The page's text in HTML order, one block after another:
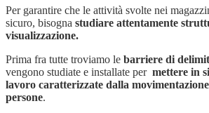
Per garantire che le attività svolte nei
sicuro, bisogna studiare attentamente
visualizzazione.
Prima fra tutte troviamo le barriere di
vengono studiate e installate per mettere in
lavoro caratterizzate dalla
persone.